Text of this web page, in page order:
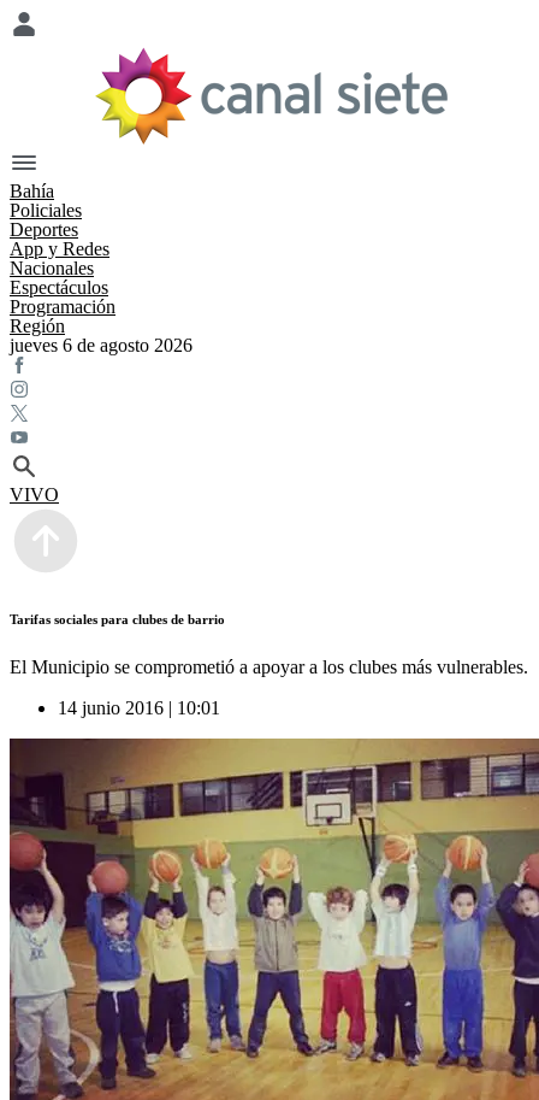
Bahía
Policiales
Deportes
App y Redes
Nacionales
Espectáculos
Programación
Región
jueves 6 de agosto 2026
VIVO
Tarifas sociales para clubes de barrio
El Municipio se comprometió a apoyar a los clubes más vulnerables.
14 junio 2016 | 10:01